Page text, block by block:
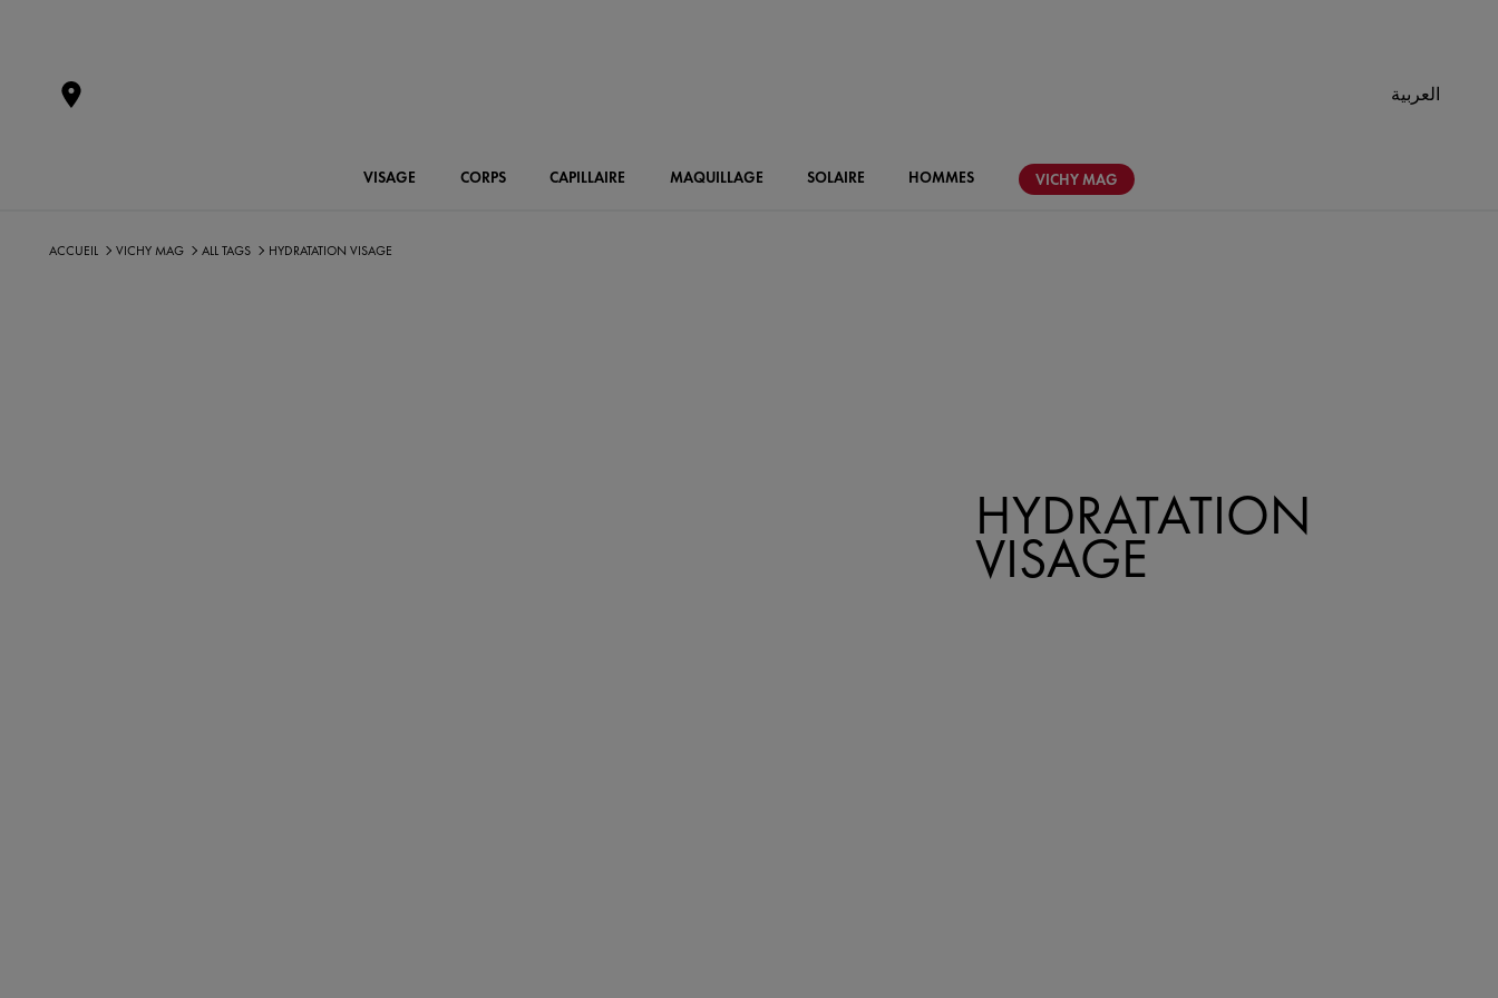
العربية
VISAGE CORPS CAPILLAIRE MAQUILLAGE SOLAIRE HOMMES VICHYMAG
ACCUEIL VICHY MAG ALL TAGS HYDRATATION VISAGE
HYDRATATION
VISAGE